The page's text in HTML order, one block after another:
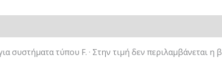
συστήματα τύπου F. · Στην τιμή δεν περιλαμβάνεται